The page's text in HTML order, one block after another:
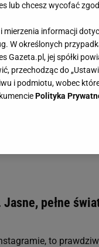
pełne
to
lub chcesz wycofać
mierzenia informacji
W określonych
Gazeta.pl, jej spółki
przechodząc do
i podmiotu, wobec
Polityka
plików cookie
w następujących
urządzenia
reklamy i treści,